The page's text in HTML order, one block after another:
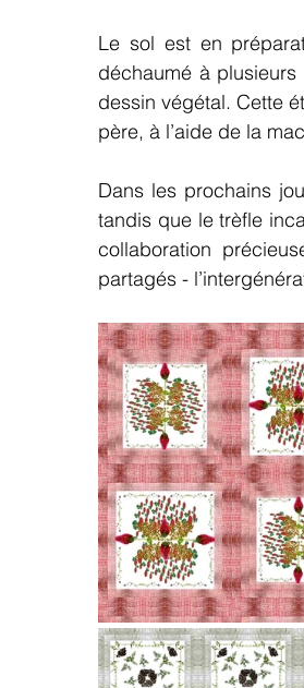
Le sol est en
déchaumé à
dessin végétal. Cette
père, à l’aide de la
Dans les prochains
tandis que le trèfle
collaboration
partagés -